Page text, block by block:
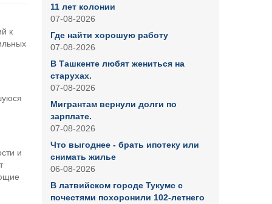
к
и
11 лет колонии
07-08-2026
Где найти хорошую работу
07-08-2026
В Ташкенте любят жениться на
старухах.
07-08-2026
Мигрантам вернули долги по
зарплате.
07-08-2026
Что выгоднее - брать ипотеку или
снимать жилье
06-08-2026
В латвийском городе Тукумс с
почестями похоронили 102-летнего